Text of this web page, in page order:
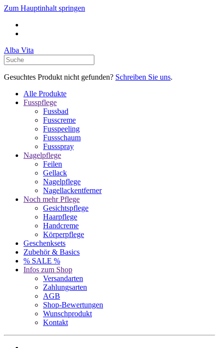
Zum Hauptinhalt springen
Alba Vita
Gesuchtes Produkt nicht gefunden? Schreiben Sie uns.
Alle Produkte
Fusspflege
Fussbad
Fusscreme
Fusspeeling
Fussschaum
Fussspray
Nagelpflege
Feilen
Gellack
Nagelpflege
Nagellackentferner
Noch mehr Pflege
Gesichtspflege
Haarpflege
Handcreme
Körperpflege
Geschenksets
Zubehör & Basics
% SALE %
Infos zum Shop
Versandarten
Zahlungsarten
AGB
Shop-Bewertungen
Wunschprodukt
Kontakt